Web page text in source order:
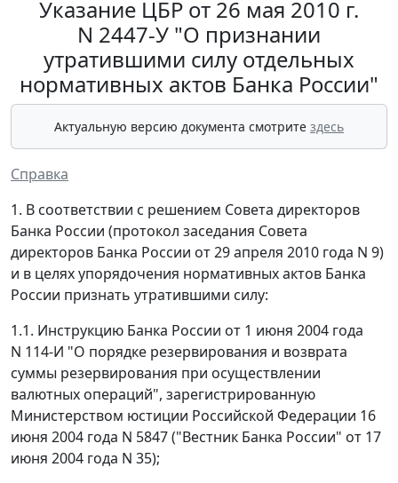
Указание ЦБР от 26 мая 2010 г.
N 2447-У "О признании
утратившими силу отдельных
нормативных актов Банка России"
Актуальную версию документа смотрите здесь
Справка
1. В соответствии с решением Совета директоров
Банка России (протокол заседания Совета
директоров Банка России от 29 апреля 2010 года N 9)
и в целях упорядочения нормативных актов Банка
России признать утратившими силу:
1.1. Инструкцию Банка России от 1 июня 2004 года
N 114-И "О порядке резервирования и возврата
суммы резервирования при осуществлении
валютных операций", зарегистрированную
Министерством юстиции Российской Федерации 16
июня 2004 года N 5847 ("Вестник Банка России" от 17
июня 2004 года N 35);